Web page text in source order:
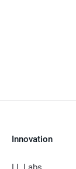
Innovation